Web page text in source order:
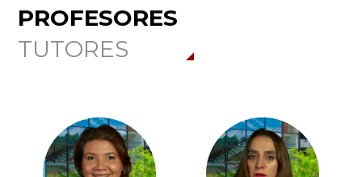
PROFESORES
TUTORES